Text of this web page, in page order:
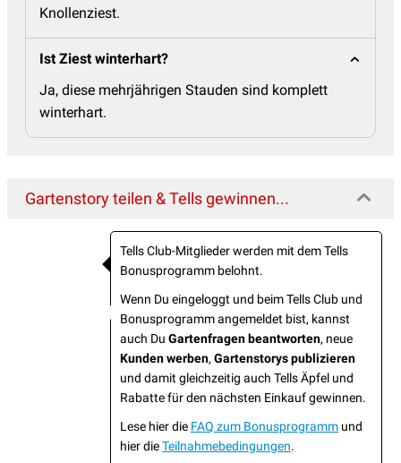
Knollenziest.
Ist Ziest winterhart?
Ja, diese mehrjährigen Stauden sind komplett
winterhart.
Gartenstory teilen & Tells gewinnen...
Tells Club-Mitglieder werden mit dem Tells
Bonusprogramm belohnt.
Wenn Du eingeloggt und beim Tells Club und
Bonusprogramm angemeldet bist, kannst
auch Du Gartenfragen beantworten, neue
Kunden werben, Gartenstorys publizieren
und damit gleichzeitig auch Tells Äpfel und
Rabatte für den nächsten Einkauf gewinnen.
Lese hier die FAQ zum Bonusprogramm und
hier dieTeilnahmebedingungen.